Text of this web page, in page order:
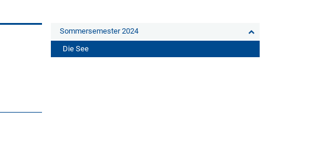
Sommersemester 2024
Die See